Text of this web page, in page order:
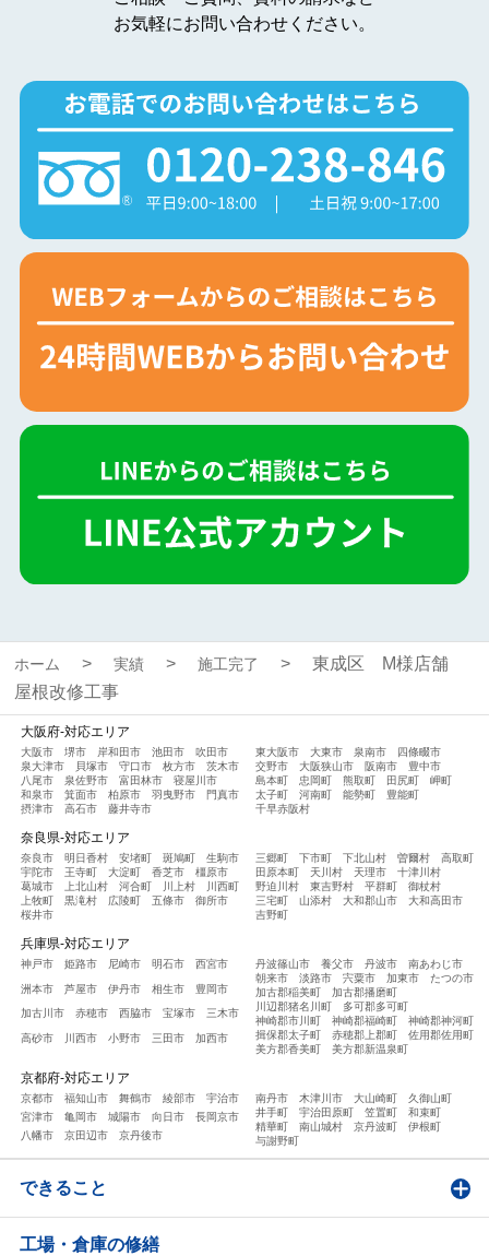
お気軽にお問い合わせください。
ホーム 実績 施工完了
東成区 M様店舗
屋根改修工事
大阪府-対応エリア
大阪市 堺市 岸和田市 池田市
吹田市
泉大津市
貝塚市 守口市 枚方市
茨木市
八尾市
泉佐野市 富田林市
寝屋川市
和泉市
箕面市 柏原市 羽曳野市
門真市
摂津市
高石市 藤井寺市
東大阪市 大東市 泉南市
四條畷市
交野市
大阪狭山市 阪南市
豊中市
島本町
忠岡町 熊取町 田尻町
岬町
太子町
河南町 能勢町
豊能町
千早赤阪村
奈良県-対応エリア
奈良市 明日香村 安堵町 斑鳩町
生駒市
宇陀市
王寺町 大淀町 香芝市
橿原市
葛城市
上北山村 河合町 川上村
川西町
上牧町
黒滝村 広陵町 五條市
御所市
桜井市
三郷町 下市町 下北山村 曽爾村
高取町
田原本町
天川村 天理市
十津川村
野迫川村
東吉野村 平群町
御杖村
三宅町
山添村 大和郡山市
大和高田市
吉野町
兵庫県-対応エリア
神戸市 姫路市 尼崎市 明石市 西宮市
洲本市 芦屋市 伊丹市 相生市 豊岡市
加古川市 赤穂市 西脇市 宝塚市 三木市
高砂市 川西市 小野市 三田市 加西市
丹波篠山市 養父市 丹波市
南あわじ市
朝来市
淡路市 宍粟市 加東市
たつの市
加古郡稲美町
加古郡播磨町
川辺郡猪名川町
多可郡多可町
神崎郡市川町
神崎郡福崎町
神崎郡神河町
揖保郡太子町
赤穂郡上郡町
佐用郡佐用町
美方郡香美町
美方郡新温泉町
京都府-対応エリア
京都市 福知山市 舞鶴市 綾部市
宇治市
宮津市
亀岡市 城陽市 向日市
長岡京市
八幡市
京田辺市 京丹後市
南丹市 木津川市 大山崎町
久御山町
井手町
宇治田原町 笠置町
和束町
精華町
南山城村 京丹波町
伊根町
与謝野町
できること
工場・倉庫の修繕